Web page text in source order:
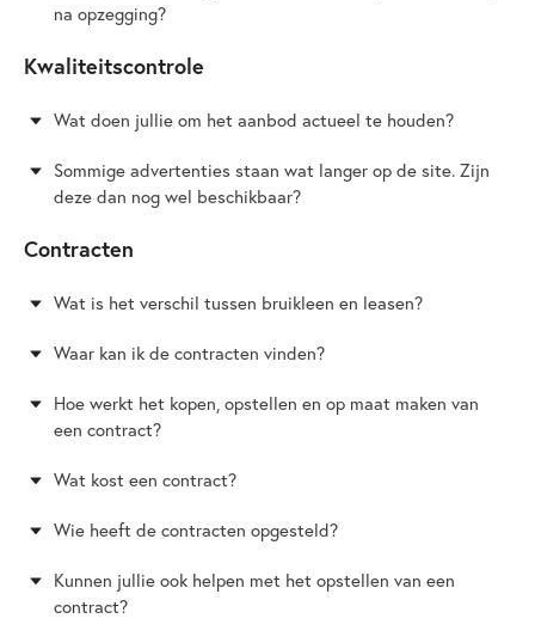
na opzegging?
Kwaliteitscontrole
Wat doen jullie om het aanbod actueel te houden?
Sommige advertenties staan wat langer op de site. Zijn
deze dan nog wel beschikbaar?
Contracten
Wat is het verschil tussen bruikleen en leasen?
Waar kan ik de contracten vinden?
Hoe werkt het kopen, opstellen en op maat maken van
een contract?
Wat kost een contract?
Wie heeft de contracten opgesteld?
Kunnen jullie ook helpen met het opstellen van een
contract?